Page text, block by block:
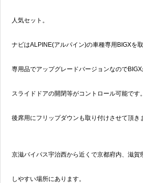
人気セット。
ナビはALPINE(アルパイン)の車種専用BIGXを取
専用品でアップグレードバージョンなので
スライドドアの開閉等がコントロール可能です。
後席用にフリップダウンも取り付けさせて頂き
京滋バイパス宇治西から近くで京都府内、滋賀
しやすい場所にあります。